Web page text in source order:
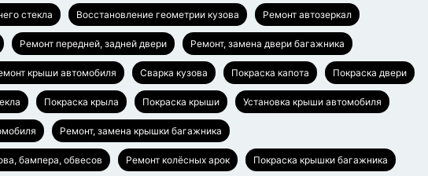
стекла Восстановление геометрии кузова Ремонт автозеркал
Ремонт передней, задней двери Ремонт, замена двери багажника
крыши автомобиля Сварка кузова Покраска капота Покраска двери
Покраска крыла Покраска крыши Установка крыши автомобиля
Ремонт, замена крышки багажника
бампера, обвесов Ремонт колёсных арок Покраска крышки багажника